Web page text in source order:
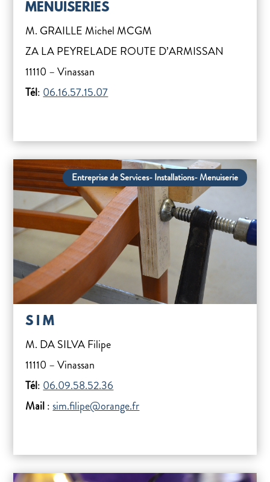
MENUISERIES
M. GRAILLE Michel MCGM
ZA LA PEYRELADE ROUTE D’ARMISSAN
11110 – Vinassan
Tél: 06.16.57.15.07
Entreprise de Services- Installations- Menuiserie
S I M
M. DA SILVA Filipe
11110 – Vinassan
Tél: 06.09.58.52.36
Mail:sim.filipe@orange.fr